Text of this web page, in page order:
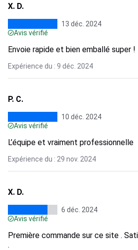
X. D.
13 déc. 2024
Avis vérifié
Envoie rapide et bien emballé super !
Expérience du : 9 déc. 2024
P. C.
10 déc. 2024
Avis vérifié
L’équipe et vraiment professionnelle
Expérience du : 29 nov. 2024
X. D.
6 déc. 2024
Avis vérifié
Première commande sur ce site .
.